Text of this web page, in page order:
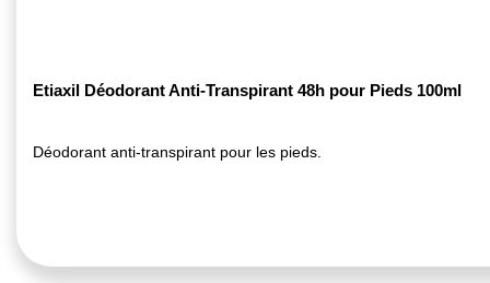
Etiaxil Déodorant Anti-Transpirant 48h pour Pieds 100ml
Déodorant anti-transpirant pour les pieds.